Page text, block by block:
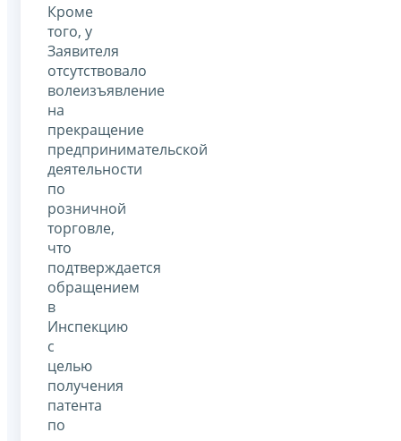
Кроме
того, у
Заявителя
отсутствовало
волеизъявление
на
прекращение
предпринимательской
деятельности
по
розничной
торговле,
что
подтверждается
обращением
в
Инспекцию
с
целью
получения
патента
по